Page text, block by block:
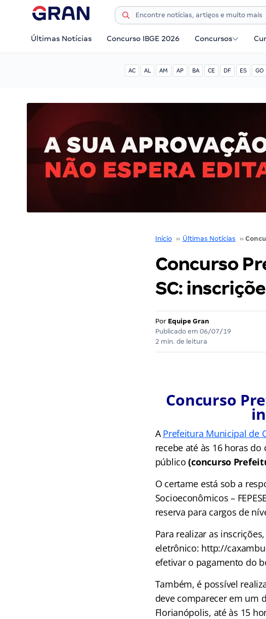
Últimas Notícias Concurso IBGE 2026 Concursos
AC AL AM AP BA CE DF ES GO
Início ›› Últimas Notícias ››
Concurso
SC:
Por Equipe Gran
Publicado em 06/07/19
2 min. de leitura
Concurso
APrefeitura Municipal de
recebe até às 16 horas
público(concurso
O certame está sob a
Socioeconômicos –
reserva para cargos de
Para realizar as
eletrônico: http://
efetivar o pagamento do
Também, é possível
deve comparecer em um
Florianópolis, até às 15